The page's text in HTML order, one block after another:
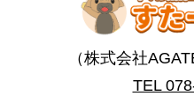
（株式会社
TEL